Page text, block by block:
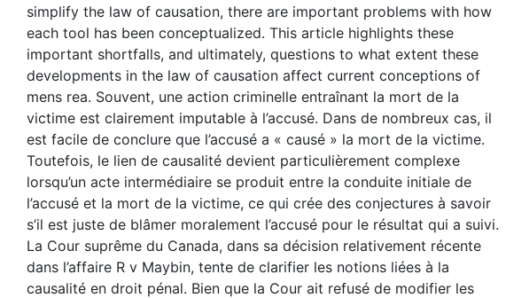
simplify the law of causation, there are important problems with how
each tool has been conceptualized. This article highlights these
important shortfalls, and ultimately, questions to what extent these
developments in the law of causation affect current conceptions of
mens rea. Souvent, une action criminelle entraînant la mort de la
victime est clairement imputable à l’accusé. Dans de nombreux cas, il
est facile de conclure que l’accusé a « causé » la mort de la victime.
Toutefois, le lien de causalité devient particulièrement complexe
lorsqu’un acte intermédiaire se produit entre la conduite initiale de
l’accusé et la mort de la victime, ce qui crée des conjectures à savoir
s’il est juste de blâmer moralement l’accusé pour le résultat qui a suivi.
La Cour suprême du Canada, dans sa décision relativement récente
dans l’affaire R v Maybin, tente de clarifier les notions liées à la
causalité en droit pénal. Bien que la Cour ait refusé de modifier les